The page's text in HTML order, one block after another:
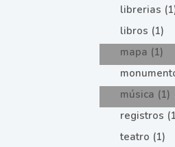
librerias
libros (1)
mapa (1)
música (1)
registros
teatro (1)